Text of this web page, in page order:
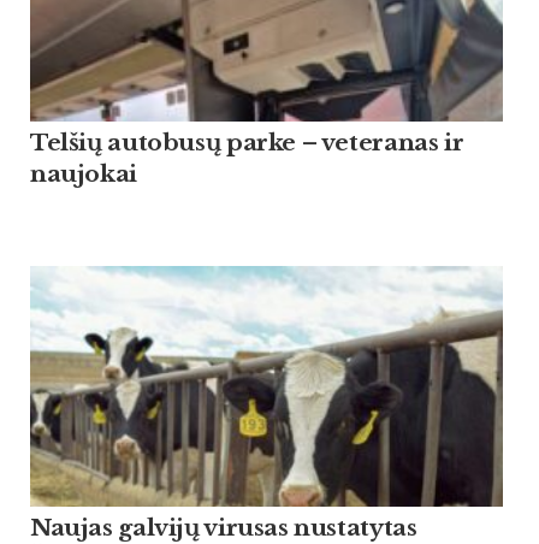
Tel­šių au­to­busų par­ke – ve­te­ra­nas ir
nau­jo­kai
Naujas galvijų virusas nustatytas